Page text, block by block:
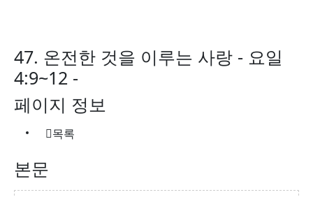
47. 온전한 것을 이루는 사랑 - 요일
4:9~12 -
페이지 정보
목록
본문